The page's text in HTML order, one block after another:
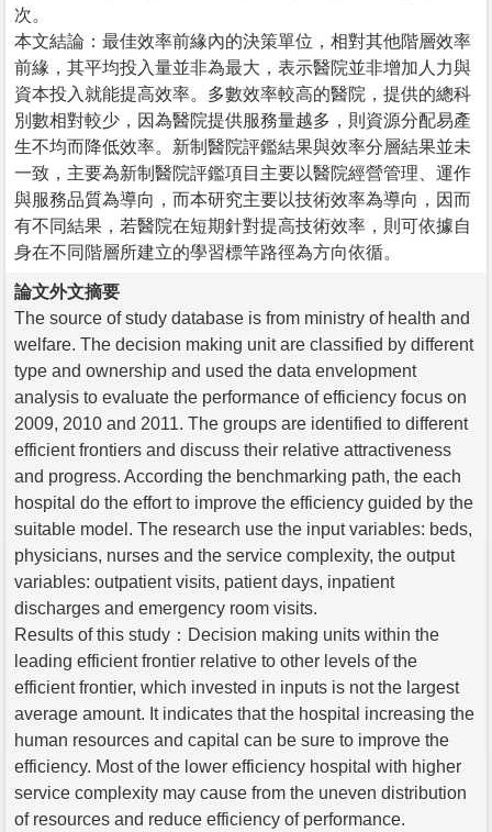
次。
本文結論：最佳效率前緣內的決策單位，相對其他階層效率
前緣，其平均投入量並非為最大，表示醫院並非增加人力與
資本投入就能提高效率。多數效率較高的醫院，提供的總科
別數相對較少，因為醫院提供服務量越多，則資源分配易產
生不均而降低效率。新制醫院評鑑結果與效率分層結果並未
一致，主要為新制醫院評鑑項目主要以醫院經營管理、運作
與服務品質為導向，而本研究主要以技術效率為導向，因而
有不同結果，若醫院在短期針對提高技術效率，則可依據自
身在不同階層所建立的學習標竿路徑為方向依循。
論文外文摘要
The source of study database is from ministry of health and
welfare. The decision making unit are classified by different
type and ownership and used the data envelopment
analysis to evaluate the performance of efficiency focus on
2009, 2010 and 2011. The groups are identified to different
efficient frontiers and discuss their relative attractiveness
and progress. According the benchmarking path, the each
hospital do the effort to improve the efficiency guided by the
suitable model. The research use the input variables: beds,
physicians, nurses and the service complexity, the output
variables: outpatient visits, patient days, inpatient
discharges and emergency room visits.
Results of this study：Decision making units within the
leading efficient frontier relative to other levels of the
efficient frontier, which invested in inputs is not the largest
average amount. It indicates that the hospital increasing the
human resources and capital can be sure to improve the
efficiency. Most of the lower efficiency hospital with higher
service complexity may cause from the uneven distribution
of resources and reduce efficiency of performance.